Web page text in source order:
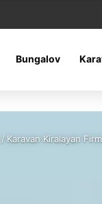
Bungalov
/Karavan Kiralayan